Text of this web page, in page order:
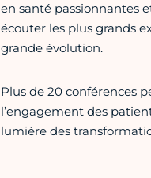
en santé passionnantes
écouter les plus grands
grande évolution.
Plus de 20 conférences
l’engagement des
lumière des